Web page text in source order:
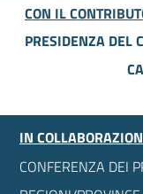
CON IL
PRESIDENZA DEL
IN
CONFERENZA DEI